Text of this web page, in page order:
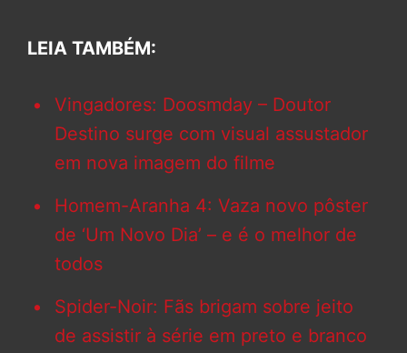
LEIA TAMBÉM:
Vingadores: Doosmday – Doutor
Destino surge com visual assustador
em nova imagem do filme
Homem-Aranha 4: Vaza novo pôster
de ‘Um Novo Dia’ – e é o melhor de
todos
Spider-Noir: Fãs brigam sobre jeito
de assistir à série em preto e branco